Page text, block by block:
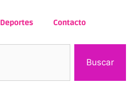
Deportes Contacto
Buscar